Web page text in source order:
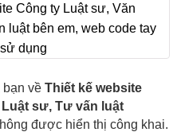
Công ty Luật sư, Văn
luật bên em, web code tay
dụng
bạn về Thiết kế website
sư, Tư vấn luật
được hiển thị công khai.